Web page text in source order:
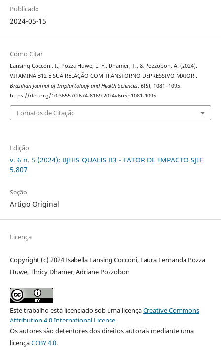
Publicado
2024-05-15
Como Citar
Lansing Cocconi, I., Pozza Huwe, L. F., Dhamer, T., & Pozzobon, A. (2024).
VITAMINA B12 E SUA RELAÇÃO COM TRANSTORNO DEPRESSIVO MAIOR .
Brazilian Journal of Implantology and Health Sciences, 6(5), 1081–1095.
https://doi.org/10.36557/2674-8169.2024v6n5p1081-1095
Fomatos de Citação
Edição
v. 6 n. 5 (2024): BJIHS QUALIS B3 - FATOR DE IMPACTO SJIF
5.807
Seção
Artigo Original
Licença
Copyright (c) 2024 Isabella Lansing Cocconi, Laura Fernanda Pozza
Huwe, Thricy Dhamer, Adriane Pozzobon
Este trabalho está licenciado sob uma licençaCreative Commons
Attribution 4.0 International License.
Os autores são detentores dos direitos autorais mediante uma
licençaCCBY 4.0.